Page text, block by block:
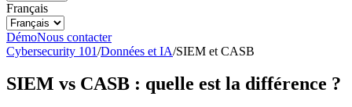
Français
DémoNous contacter
Cybersecurity 101/Données et IA/SIEM et CASB
SIEM vs CASB : quelle est la différence ?